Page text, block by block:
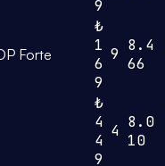
9
Forte
₺
1
6
9
9 8.4
66
₺
4
4
9
4 8.0
10